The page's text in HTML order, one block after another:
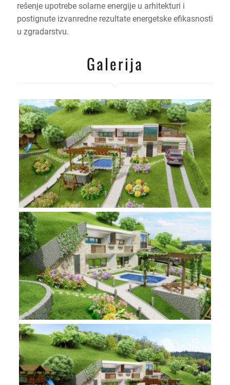
rešenje upotrebe solarne energije u arhitekturi i
postignute izvanredne rezultate energetske efikasnosti
u zgradarstvu.
Galerija